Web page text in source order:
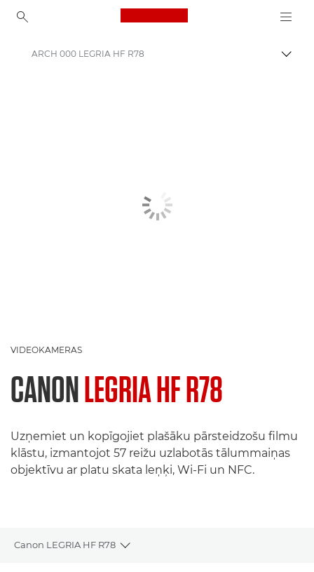
Canon Logo, back to
ARCH 000 LEGRIA HF R78
VIDEOKAMERAS
CANONLEGRIA HF R78
Uzņemiet un kopīgojiet plašāku pārsteidzošu filmu
klāstu, izmantojot 57 reižu uzlabotās tālummaiņas
objektīvu ar platu skata leņķi, Wi-Fi un NFC.
Canon LEGRIA HF R78
Toggle breadcrumbs